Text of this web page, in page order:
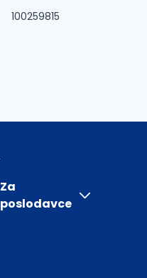
100259815
Za
poslodavce